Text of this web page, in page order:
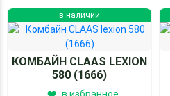
в наличии
КОМБАЙН CLAAS LEXION
580 (1666)